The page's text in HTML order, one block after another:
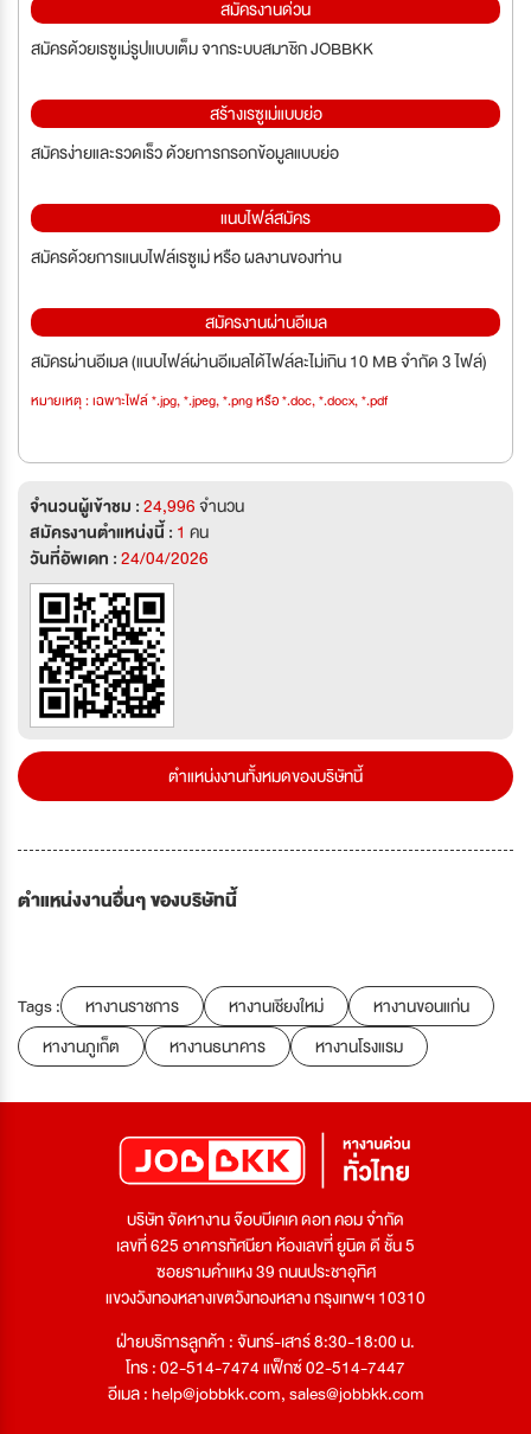
สมัครงานด่วน
สมัครด้วยเรซูเม่รูปแบบเต็ม จากระบบสมาชิก JOBBKK
สร้างเรซูเม่แบบย่อ
สมัครง่ายและรวดเร็ว ด้วยการกรอกข้อมูลแบบย่อ
แนบไฟล์สมัคร
สมัครด้วยการแนบไฟล์เรซูเม่ หรือ ผลงานของท่าน
สมัครงานผ่านอีเมล
สมัครผ่านอีเมล (แนบไฟล์ผ่านอีเมลได้ไฟล์ละไม่เกิน 10 MB จำกัด 3 ไฟล์)
หมายเหตุ : เฉพาะไฟล์ *.jpg, *.jpeg, *.png หรือ *.doc, *.docx, *.pdf
จำนวนผู้เข้าชม :24,996จำนวน
สมัครงานตำแหน่งนี้ : 1 คน
วันที่อัพเดท :24/04/2026
ตำแหน่งงานทั้งหมดของบริษัทนี้
ตำแหน่งงานอื่นๆ ของบริษัทนี้
Tags : หางานราชการ หางานเชียงใหม่
หางานขอนแก่น
หางานภูเก็ต
หางานธนาคาร หางานโรงแรม
บริษัท จัดหางาน จ๊อบบีเคเค ดอท คอม จำกัด
เลขที่ 625 อาคารทัศนียา ห้องเลขที่ ยูนิต ดี ชั้น 5
ซอยรามคำแหง 39 ถนนประชาอุทิศ
แขวงวังทองหลางเขตวังทองหลาง กรุงเทพฯ 10310
ฝ่ายบริการลูกค้า : จันทร์-เสาร์ 8:30-18:00 น.
โทร : 02-514-7474 แฟ็กซ์ 02-514-7447
อีเมล :help@jobbkk.com,sales@jobbkk.com